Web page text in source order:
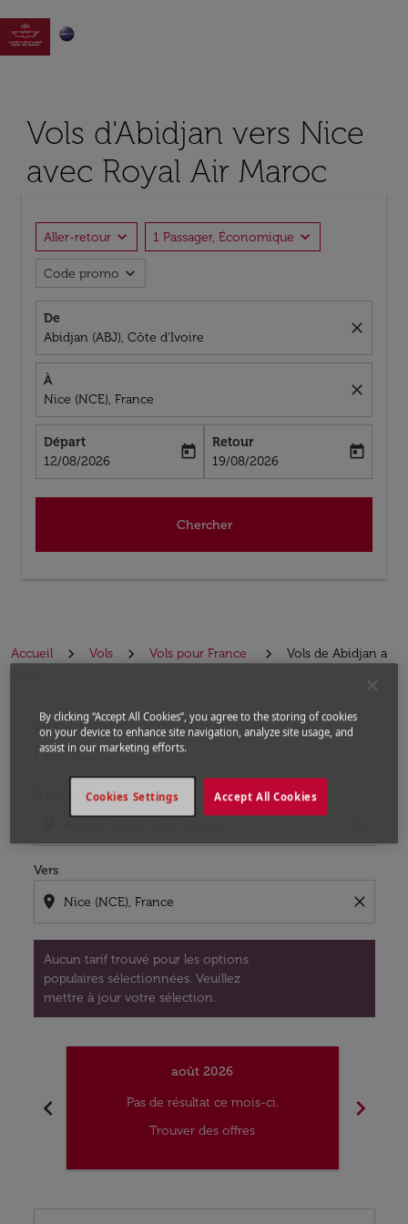

Vols d'Abidjan vers Nice
avec Royal Air Maroc
Aller-retour expand_more 1 Passager, Économique expand_more
Code promo expand_more
De
Abidjan (ABJ), Côte d'Ivoire
close
À
Nice (NCE), France
close
Départ
fc-booking-departure-date-aria-label
12/08/2026
today
Retour
fc-booking-return-date-aria-label
19/08/2026
today
Chercher
Accueil Vols Vols pour France
Vols de Abidjan a
Prochains Vols de Abidjan vers
Nice
À partir de
Vers
location_on close
Aucun tarif trouvé pour les options
populaires sélectionnées. Veuillez
mettre à jour votre sélection.
Aucun tarif trouvé pour les options populaires
chevron_left
août 2026
Pas de résultat ce mois-ci.
Trouver des offres
chevron_right
By clicking “Accept All Cookies”, you agree to the storing of cookies
on your device to enhance site navigation, analyze site usage, and
assist in our marketing efforts.
Accept All Cookies
Cookies Settings